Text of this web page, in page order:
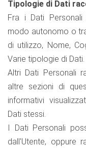
Tipologie di Dati
Fra i Dati
modo autonomo o
di utilizzo, Nome,
Varie tipologie di Dati.
Altri Dati Personali
altre sezioni di
informativi
Dati stessi.
I Dati Personali
dall'Utente, oppure